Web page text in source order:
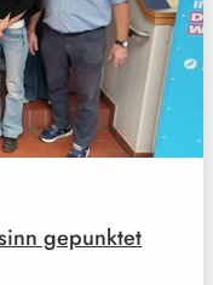
gepunktet